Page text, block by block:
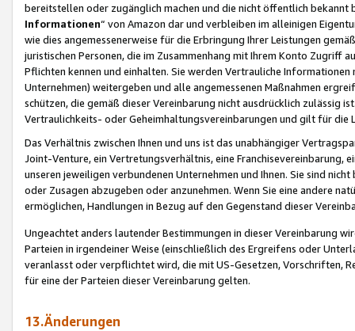
bereitstellen oder zugänglich machen und die nicht öffentlich
Informationen“ von Amazon dar und verbleiben im alleinigen
wie dies angemessenerweise für die Erbringung Ihrer Leistungen
juristischen Personen, die im Zusammenhang mit Ihrem Konto
Pflichten kennen und einhalten. Sie werden Vertrauliche
Unternehmen) weitergeben und alle angemessenen Maßnahmen
schützen, die gemäß dieser Vereinbarung nicht ausdrücklich zulässig
Vertraulichkeits- oder Geheimhaltungsvereinbarungen und gilt für die
Das Verhältnis zwischen Ihnen und uns ist das unabhängiger
Joint-Venture, ein Vertretungsverhältnis, eine Franchisevereinbarung,
unseren jeweiligen verbundenen Unternehmen und Ihnen. Sie sind
oder Zusagen abzugeben oder anzunehmen. Wenn Sie eine andere
ermöglichen, Handlungen in Bezug auf den Gegenstand dieser
Ungeachtet anders lautender Bestimmungen in dieser Vereinbarung
Parteien in irgendeiner Weise (einschließlich des Ergreifens oder
veranlasst oder verpflichtet wird, die mit US-Gesetzen, Vorschriften,
für eine der Parteien dieser Vereinbarung gelten.
13.Änderungen